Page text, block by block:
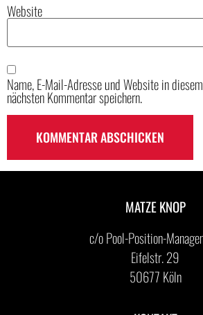
Website
Name, E-Mail-Adresse und Website in
nächsten Kommentar speichern.
MATZE KNOP
c/o Pool-Position-
Eifelstr. 29
50677 Köln